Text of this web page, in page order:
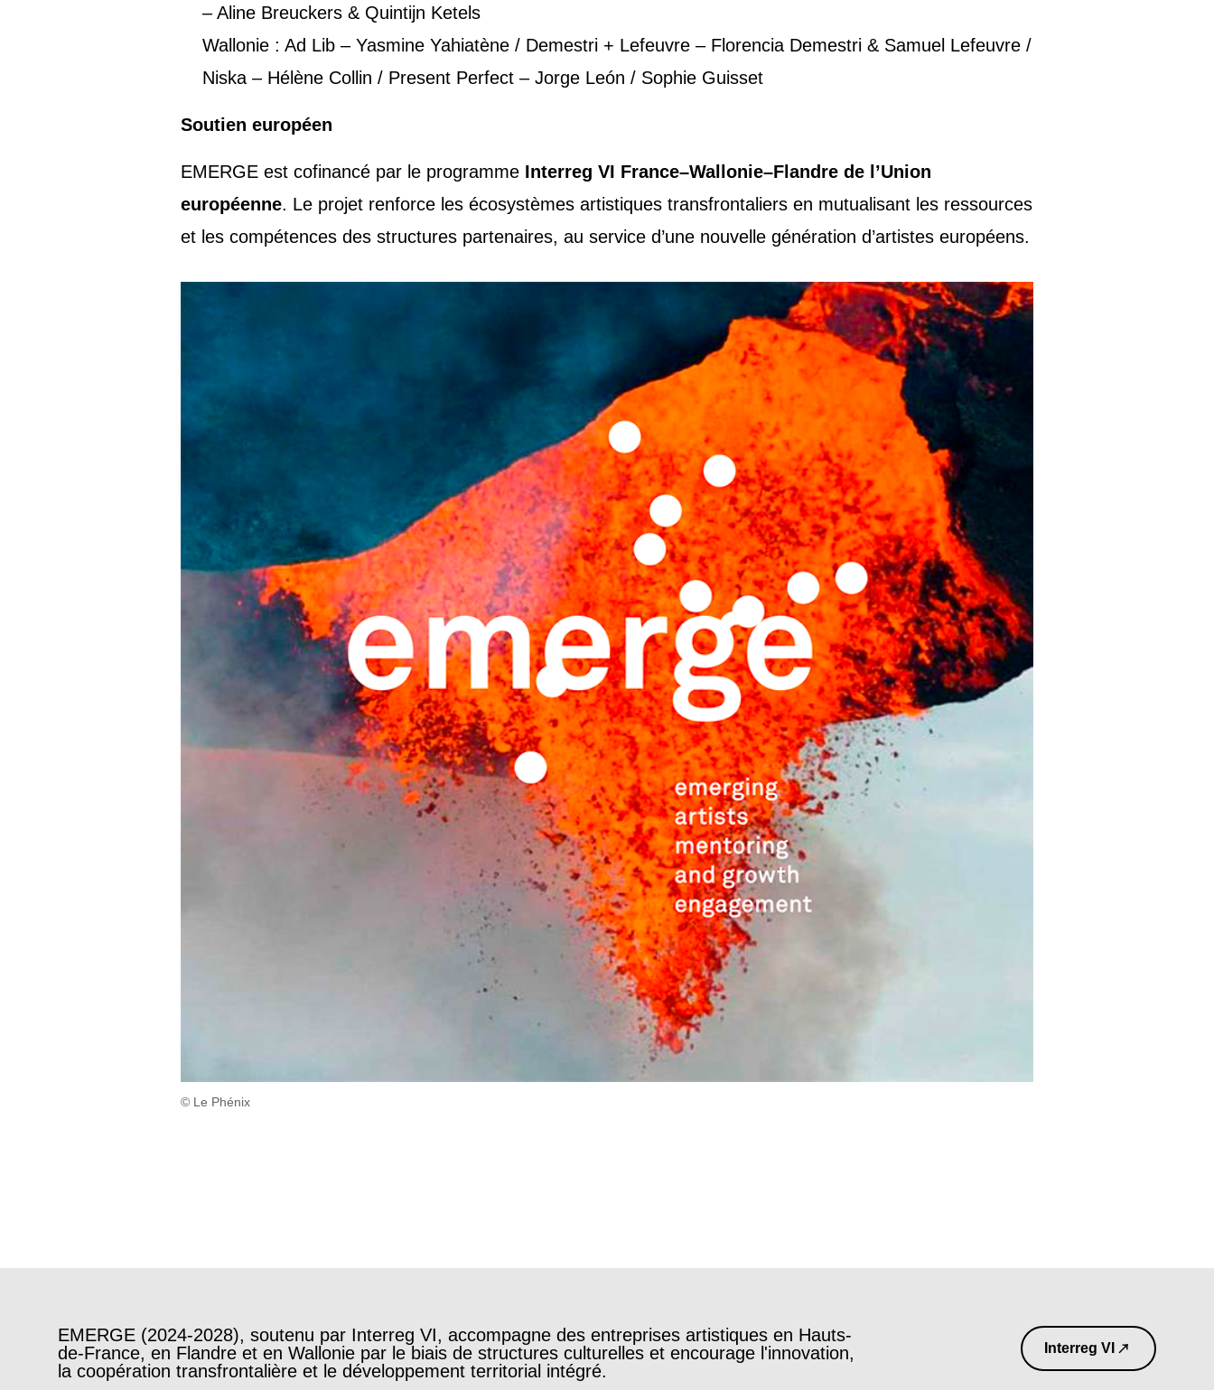
– Aline Breuckers & Quintijn Ketels
Wallonie : Ad Lib – Yasmine Yahiatène / Demestri + Lefeuvre – Florencia Demestri & Samuel Lefeuvre /
Niska – Hélène Collin / Present Perfect – Jorge León / Sophie Guisset
Soutien européen
EMERGE est cofinancé par le programme Interreg VI France–Wallonie–Flandre de l’Union
européenne. Le projet renforce les écosystèmes artistiques transfrontaliers en mutualisant les ressources
et les compétences des structures partenaires, au service d’une nouvelle génération d’artistes européens.
© Le Phénix
EMERGE (2024-2028), soutenu par Interreg VI, accompagne des entreprises artistiques en Hauts-
de-France, en Flandre et en Wallonie par le biais de structures culturelles et encourage l'innovation,
la coopération transfrontalière et le développement territorial intégré.
Interreg VI